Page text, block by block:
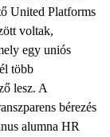
United Platforms
voltak,
egy uniós
több
lesz. A
bérezés
alumna HR